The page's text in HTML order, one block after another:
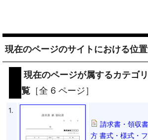
現在のページのサイトにおける位
現在のページが属するカテゴ
覧 ［全 6 ページ］
1.
請求書・領収
方 書式・様式・